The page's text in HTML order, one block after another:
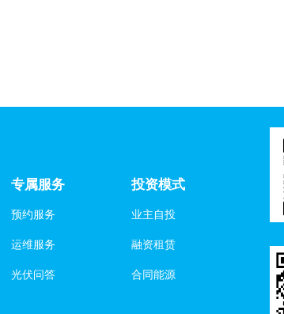
专属服务
预约服务
运维服务
光伏问答
投资模式
业主自投
融资租赁
合同能源